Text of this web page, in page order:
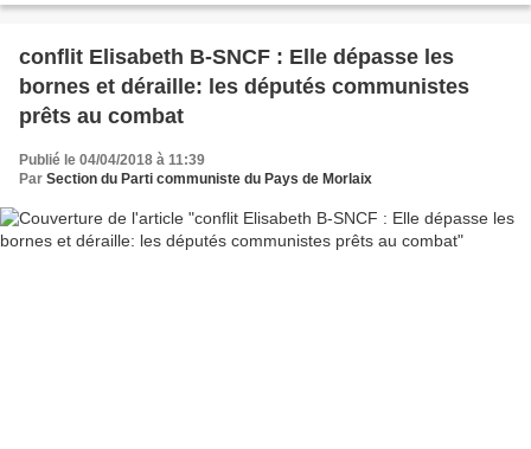
conflit Elisabeth B-SNCF : Elle dépasse les
bornes et déraille: les députés communistes
prêts au combat
Publié le 04/04/2018 à 11:39
Par Section du Parti communiste du Pays de Morlaix